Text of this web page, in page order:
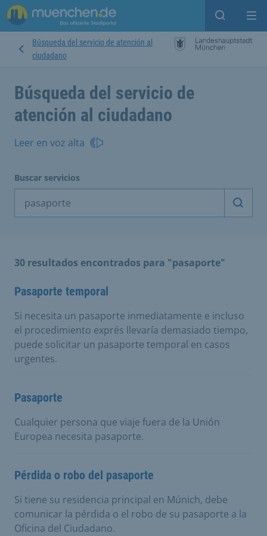
Open
Búsqueda del servicio de atención al
ciudadano
Búsqueda del servicio de
atención al ciudadano
Leer en voz alta
Buscar servicios
30 resultados encontrados para "pasaporte"
Pasaporte temporal
Si necesita un pasaporte inmediatamente e incluso
el procedimiento exprés llevaría demasiado tiempo,
puede solicitar un pasaporte temporal en casos
urgentes.
Pasaporte
Cualquier persona que viaje fuera de la Unión
Europea necesita pasaporte.
Pérdida o robo del pasaporte
Si tiene su residencia principal en Múnich, debe
comunicar la pérdida o el robo de su pasaporte a la
Oficina del Ciudadano.